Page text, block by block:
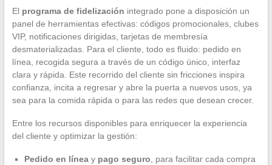
El programa de fidelización integrado pone a disposición un
panel de herramientas efectivas: códigos promocionales, clubes
VIP, notificaciones dirigidas, tarjetas de membresía
desmaterializadas. Para el cliente, todo es fluido: pedido en
línea, recogida segura a través de un código único, interfaz
clara y rápida. Este recorrido del cliente sin fricciones inspira
confianza, incita a regresar y abre la puerta a nuevos usos, ya
sea para la comida rápida o para las redes que desean crecer.
Entre los recursos disponibles para enriquecer la experiencia
del cliente y optimizar la gestión:
Pedido en líneay pago seguro , para facilitar cada compra